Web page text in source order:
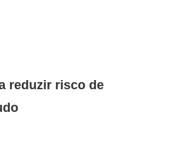
reduzir risco de